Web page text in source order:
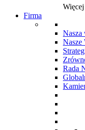
Więcej
Firma
Nasza
Nasze
Rada